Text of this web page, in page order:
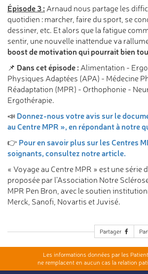
Épisode 3 : Arnaud nous partage les
quotidien : marcher, faire du sport, se
dessiner, etc. Et alors que la fatigue
sentir, une nouvelle inattendue va
boost de motivation qui pourrait bien
📌 Dans cet épisode : Alimentation -
Physiques Adaptées (APA) - Médecine
Réadaptation (MPR) - Orthophonie -
Ergothérapie.
📣 Donnez-nous votre avis sur le
au Centre MPR », en répondant à notre
👉 Pour en savoir plus sur les Centres
soignants, consultez notre article.
« Voyage au Centre MPR » est une série
proposée par l’Association Notre
MPR Pen Bron, avec le soutien
Merck, Sanofi, Novartis et Juvisé.
Partager
Les informations données par les
ne remplacent en aucun cas la relation